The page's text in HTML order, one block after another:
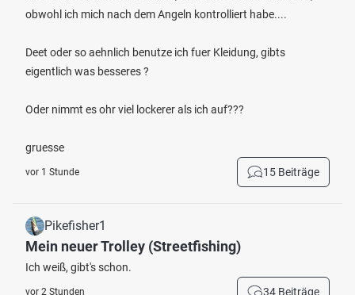
obwohl ich mich nach dem Angeln kontrolliert habe....
Deet oder so aehnlich benutze ich fuer Kleidung, gibts
eigentlich was besseres ?
Oder nimmt es ohr viel lockerer als ich auf???
gruesse
vor 1 Stunde 15 Beiträge
Pikefisher1
Mein neuer Trolley (Streetfishing)
Ich weiß, gibt's schon.
vor 2 Stunden 34 Beiträge